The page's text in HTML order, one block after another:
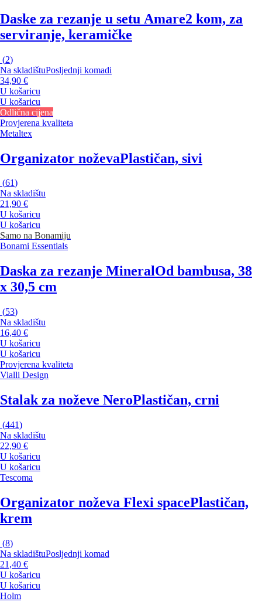
Daske za rezanje u setu Amare2 kom, za
serviranje, keramičke
(2)
Na skladištuPosljednji komadi
34,90 €
U košaricu
U košaricu
Odlična cijena
Provjerena kvaliteta
Metaltex
Organizator noževaPlastičan, sivi
(61)
Na skladištu
21,90 €
U košaricu
U košaricu
Samo na Bonamiju
Bonami Essentials
Daska za rezanje MineralOd bambusa, 38
x 30,5 cm
(53)
Na skladištu
16,40 €
U košaricu
U košaricu
Provjerena kvaliteta
Vialli Design
Stalak za noževe NeroPlastičan, crni
(441)
Na skladištu
22,90 €
U košaricu
U košaricu
Tescoma
Organizator noževa Flexi spacePlastičan,
krem
(8)
Na skladištuPosljednji komad
21,40 €
U košaricu
U košaricu
Holm